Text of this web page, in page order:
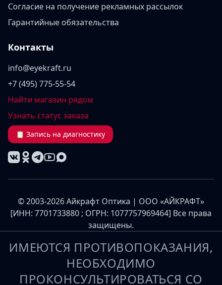
Согласие на получение рекламных рассылок
Гарантийные обязательства
Контакты
info@eyekraft.ru
+7 (495) 775-55-54
Найти магазин рядом
Узнать статус заказа
📋 Запись на диагностику
© 2003-2026 Айкрафт Оптика | ООО «АЙКРАФТ»
[ИНН: 7701733880 ; ОГРН: 1077757969464] Все права
защищены.
ИМЕЮТСЯ ПРОТИВОПОКАЗАНИЯ,
НЕОБХОДИМО
ПРОКОНСУЛЬТИРОВАТЬСЯ СО